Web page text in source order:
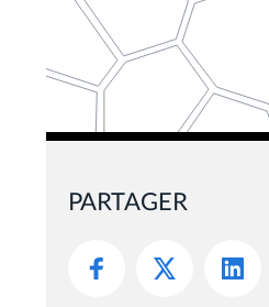
PARTAGER